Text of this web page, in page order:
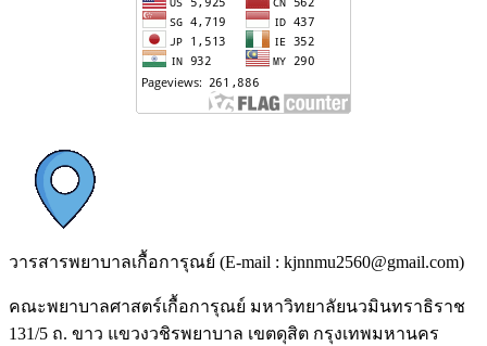
วารสารพยาบาลเกื้อการุณย์ (E-mail : kjnnmu2560@gmail.com)
คณะพยาบาลศาสตร์เกื้อการุณย์ มหาวิทยาลัยนวมินทราธิราช
131/5 ถ. ขาว แขวงวชิรพยาบาล เขตดุสิต กรุงเทพมหานคร